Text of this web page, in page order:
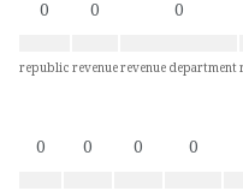
0
republic
0
revenue
0
revenue department
0 0 0 0